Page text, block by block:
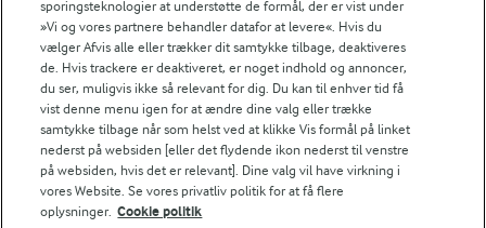
Fedt:
5,7 g
Kulhydrat:
6 g
sporingsteknologier at understøtte de formål, der er vist under
»Vi og vores partnere behandler datafor at levere«. Hvis du
vælger Afvis alle eller trækker dit samtykke tilbage, deaktiveres
de. Hvis trackere er deaktiveret, er noget indhold og annoncer,
du ser, muligvis ikke så relevant for dig. Du kan til enhver tid få
vist denne menu igen for at ændre dine valg eller trække
samtykke tilbage når som helst ved at klikke Vis formål på linket
nederst på websiden [eller det flydende ikon nederst til venstre
på websiden, hvis det er relevant]. Dine valg vil have virkning i
vores Website. Se vores privatliv politik for at få flere
oplysninger. Cookie politik